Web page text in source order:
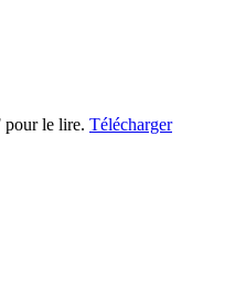
pour le lire. Télécharger